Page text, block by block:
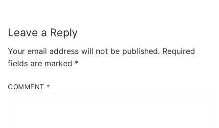
Leave a Reply
Your email address will not be published. Required
fields are marked *
COMMENT *